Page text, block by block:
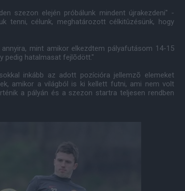
szezon elején próbálunk mindent újrakezdeni" -
tenni, célunk, meghatározott célkitûzésünk, hogy
mint amikor elkezdtem pályafutásom 14-15
pedig hatalmasat fejlõdött."
inkább az adott pozícióra jellemzõ elemeket
amikor a világból is ki kellett futni, ami nem volt
a pályán és a szezon startra teljesen rendben